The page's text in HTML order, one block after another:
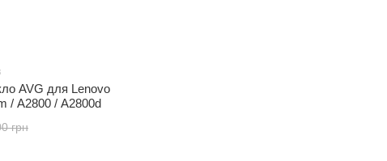
AVG для Lenovo
/ A2800 / A2800d
грн